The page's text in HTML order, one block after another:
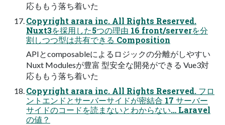
応ももう落ち着いた
Copyright arara inc. All Rights Reserved.
Nuxt3を採用した5つの理由 16 front/serverを分
割しつつ型は共有できる Composition
APIとcomposableによるロジックの分離がしやすい
Nuxt Modulesが豊富 型安全な開発ができる Vue3対
応ももう落ち着いた
Copyright arara inc. All Rights Reserved. フロ
ントエンドとサーバーサイドが密結合 17 サーバー
サイドのコードを読まないとわからない… Laravel
の値？